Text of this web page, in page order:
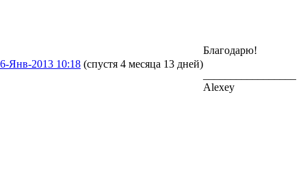
Янв-2013 10:18 (спустя 4 месяца 13 дней)
Благодарю!
Alexey